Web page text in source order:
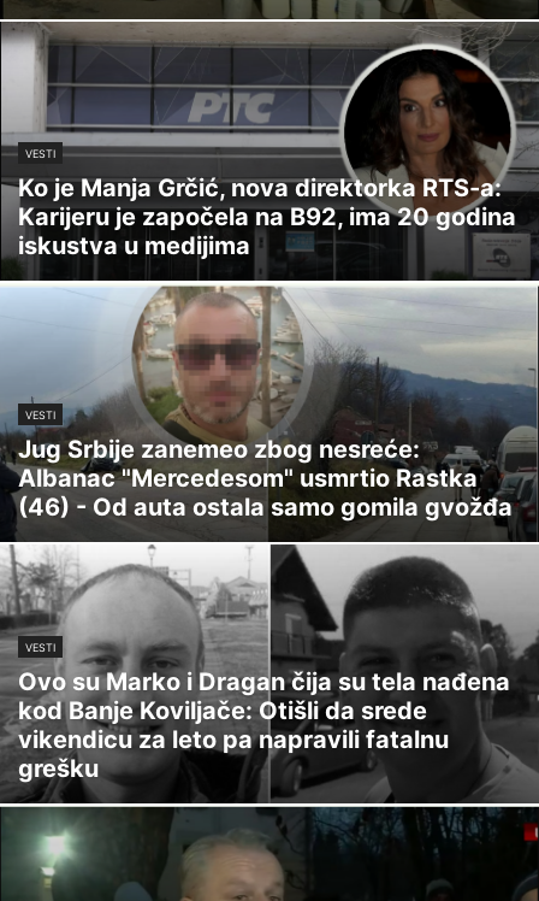
VESTI
Ko je Manja Grčić, nova direktorka RTS-a:
Karijeru je započela na B92, ima 20 godina
iskustva u medijima
VESTI
Jug Srbije zanemeo zbog nesreće:
Albanac "Mercedesom" usmrtio Rastka
(46) - Od auta ostala samo gomila gvožđa
VESTI
Ovo su Marko i Dragan čija su tela nađena
kod Banje Koviljače: Otišli da srede
vikendicu za leto pa napravili fatalnu
grešku